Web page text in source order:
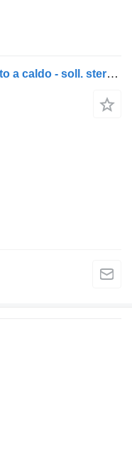
Bull Trailers TAURUS EVO Zincato a caldo - soll. sterz. Rampe elettroidraulich